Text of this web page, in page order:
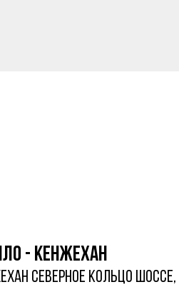
- кенжехан
Северное Кольцо шоссе,